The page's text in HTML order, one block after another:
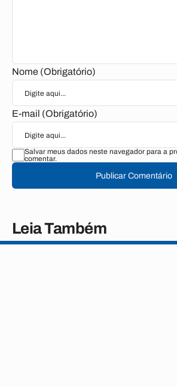
Nome (Obrigatório)
E-mail (Obrigatório)
Salvar meus dados neste navegador para a
comentar.
Publicar Comentário
Leia Também